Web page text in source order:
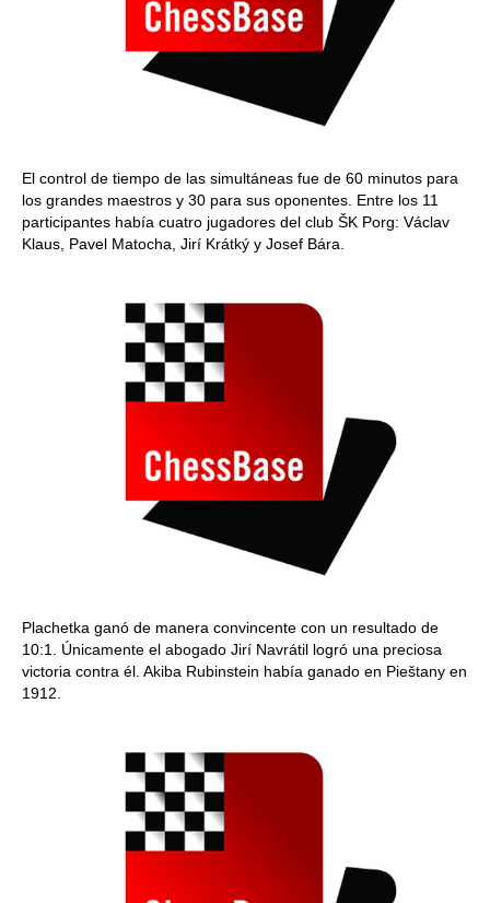
El control de tiempo de las simultáneas fue de 60 minutos para
los grandes maestros y 30 para sus oponentes. Entre los 11
participantes había cuatro jugadores del club ŠK Porg: Václav
Klaus, Pavel Matocha, Jirí Krátký y Josef Bára.
Plachetka ganó de manera convincente con un resultado de
10:1. Únicamente el abogado Jirí Navrátil logró una preciosa
victoria contra él. Akiba Rubinstein había ganado en Pieštany en
1912.